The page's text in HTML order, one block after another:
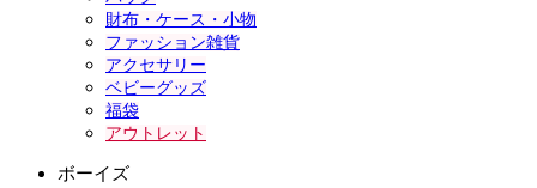
財布・ケース・小物
ファッション雑貨
アクセサリー
ベビーグッズ
福袋
アウトレット
ボーイズ